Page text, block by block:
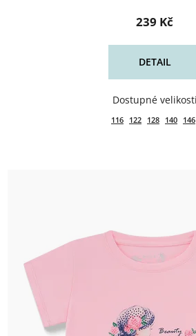
239 Kč
DETAIL
116 122 128 140 146